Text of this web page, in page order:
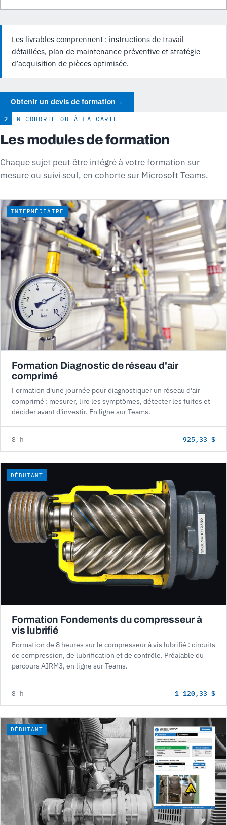
Les livrables comprennent : instructions de travail
détaillées, plan de maintenance préventive et stratégie
d’acquisition de pièces optimisée.
Obtenir un devis de formation →
2 EN COHORTE OU À LA CARTE
Les modules de formation
Chaque sujet peut être intégré à votre formation sur
mesure ou suivi seul, en cohorte sur Microsoft Teams.
INTERMÉDIAIRE
Formation Diagnostic de réseau d'air
comprimé
Formation d'une journée pour diagnostiquer un réseau d'air
comprimé : mesurer, lire les symptômes, détecter les fuites et
décider avant d'investir. En ligne sur Teams.
8 h 925,33 $
DÉBUTANT
Formation Fondements du compresseur à
vis lubrifié
Formation de 8 heures sur le compresseur à vis lubrifié : circuits
de compression, de lubrification et de contrôle. Préalable du
parcours AIRM3, en ligne sur Teams.
8 h 1 120,33 $
DÉBUTANT